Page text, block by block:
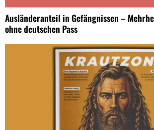
Ausländeranteil in Gefängnissen –
ohne deutschen Pass